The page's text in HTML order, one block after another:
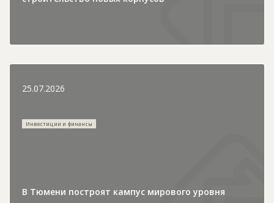
25.07.2026
Инвестиции и финансы
В Тюмени построят кампус мирового уровня